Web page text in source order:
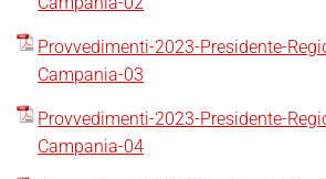
Provvedimenti-2023-Presidente-
Campania-03
Provvedimenti-2023-Presidente-
Campania-04